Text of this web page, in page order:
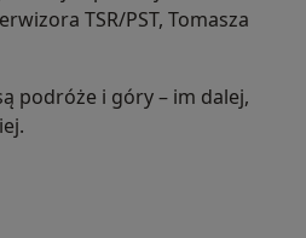
TSR/PST, Tomasza
podróże i góry – im dalej,